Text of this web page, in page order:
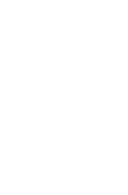
Folien wie neu
und nachhaltig?
Look vertragen?
verschiedenen Farben und